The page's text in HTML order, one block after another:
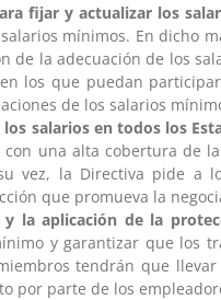
fijar y actualizar los
mínimos. En dicho
de la adecuación de los
los que puedan
de los salarios
salarios en todos los
una alta cobertura de
vez, la Directiva pide a
que promueva la
la aplicación de la
y garantizar que los
tendrán que
por parte de los